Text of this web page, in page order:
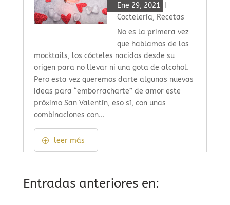
Ene 29, 2021
Coctelería, Recetas
No es la primera vez
que hablamos de los
mocktails, los cócteles nacidos desde su
origen para no llevar ni una gota de alcohol.
Pero esta vez queremos darte algunas nuevas
ideas para “emborracharte” de amor este
próximo San Valentín, eso sí, con unas
combinaciones con...
leer más
Entradas anteriores en: